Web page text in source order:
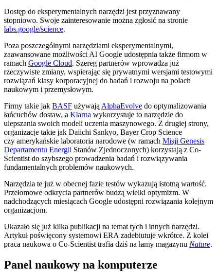
Dostęp do eksperymentalnych narzędzi jest przyznawany
stopniowo. Swoje zainteresowanie można zgłosić na stronie
labs.google/science.
Poza poszczególnymi narzędziami eksperymentalnymi,
zaawansowane możliwości AI Google udostępnia także firmom w
ramach Google Cloud. Szereg partnerów wprowadza już
rzeczywiste zmiany, wspierając się prywatnymi wersjami testowymi
rozwiązań klasy korporacyjnej do badań i rozwoju na polach
naukowym i przemysłowym.
Firmy takie jak BASF używają AlphaEvolve do optymalizowania
łańcuchów dostaw, a Klarna wykorzystuje to narzędzie do
ulepszania swoich modeli uczenia maszynowego. Z drugiej strony,
organizacje takie jak Daiichi Sankyo, Bayer Crop Science
czy amerykańskie laboratoria narodowe (w ramach Misji Genesis
Departamentu Energii Stanów Zjednoczonych) korzystają z Co-
Scientist do szybszego prowadzenia badań i rozwiązywania
fundamentalnych problemów naukowych.
Narzędzia te już w obecnej fazie testów wykazują istotną wartość.
Przełomowe odkrycia partnerów budzą wielki optymizm. W
nadchodzących miesiącach Google udostępni rozwiązania kolejnym
organizacjom.
Ukazało się już kilka publikacji na temat tych i innych narzędzi.
Artykuł poświęcony systemowi ERA zadebiutuje wkrótce. Z kolei
praca naukowa o Co-Scientist trafia dziś na łamy magazynu Nature.
Panel naukowy na komputerze